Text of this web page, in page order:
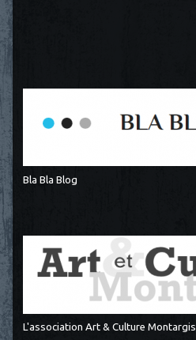
Bla Bla Blog
L'association Art & Culture Montargis